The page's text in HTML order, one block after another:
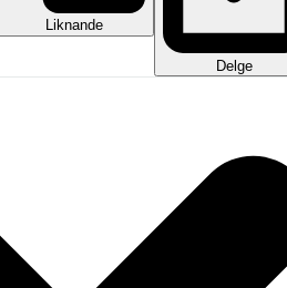
Liknande
Delge